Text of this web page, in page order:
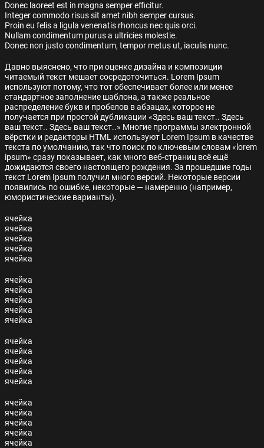
Donec laoreet est in magna semper efficitur.
Integer commodo risus sit amet nibh semper cursus.
Proin eu felis a ligula venenatis rhoncus nec quis orci.
Nullam condimentum purus a ultricies molestie.
Donec non justo condimentum, tempor metus ut, iaculis nunc.
Давно выяснено, что при оценке дизайна и композиции
читаемый текст мешает сосредоточиться. Lorem Ipsum
используют потому, что тот обеспечивает более или менее
стандартное заполнение шаблона, а также реальное
распределение букв и пробелов в абзацах, которое не
получается при простой дубликации «Здесь ваш текст.. Здесь
ваш текст.. Здесь ваш текст..» Многие программы электронной
вёрстки и редакторы HTML используют Lorem Ipsum в качестве
текста по умолчанию, так что поиск по ключевым словам «lorem
ipsum» сразу показывает, как много веб-страниц всё ещё
дожидаются своего настоящего рождения. За прошедшие годы
текст Lorem Ipsum получил много версий. Некоторые версии
появились по ошибке, некоторые — намеренно (например,
юмористические варианты).
ячейка
ячейка
ячейка
ячейка
ячейка
ячейка
ячейка
ячейка
ячейка
ячейка
ячейка
ячейка
ячейка
ячейка
ячейка
ячейка
ячейка
ячейка
ячейка
ячейка